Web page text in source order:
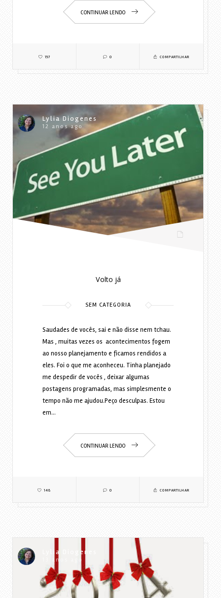
CONTINUAR LENDO
157 0 COMPARTILHAR
Lylia Diogenes
12 anos ago
Volto já
SEM CATEGORIA
Saudades de vocês, sai e não disse nem tchau.
Mas , muitas vezes os acontecimentos fogem
ao nosso planejamento e ficamos rendidos a
eles. Foi o que me aconheceu. Tinha planejado
me despedir de vocês , deixar algumas
postagens programadas, mas simplesmente o
tempo não me ajudou.Peço desculpas. Estou
em…
CONTINUAR LENDO
148 0 COMPARTILHAR
Lylia Diogenes
13 anos ago